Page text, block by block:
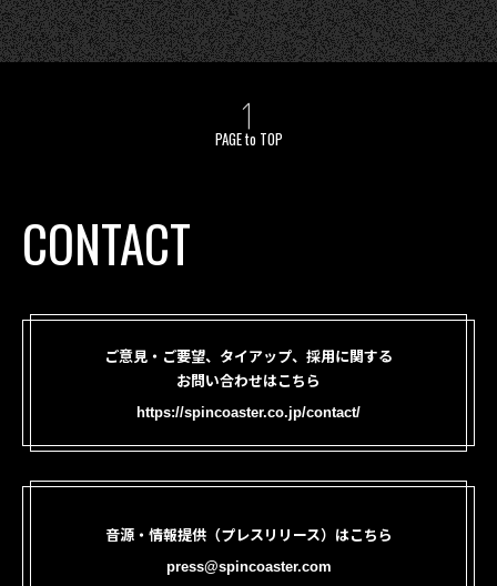
PAGE to TOP
CONTACT
ご意見・ご要望、タイアップ、採用に関する
お問い合わせはこちら
https://spincoaster.co.jp/contact/
音源・情報提供（プレスリリース）はこちら
press@spincoaster.com